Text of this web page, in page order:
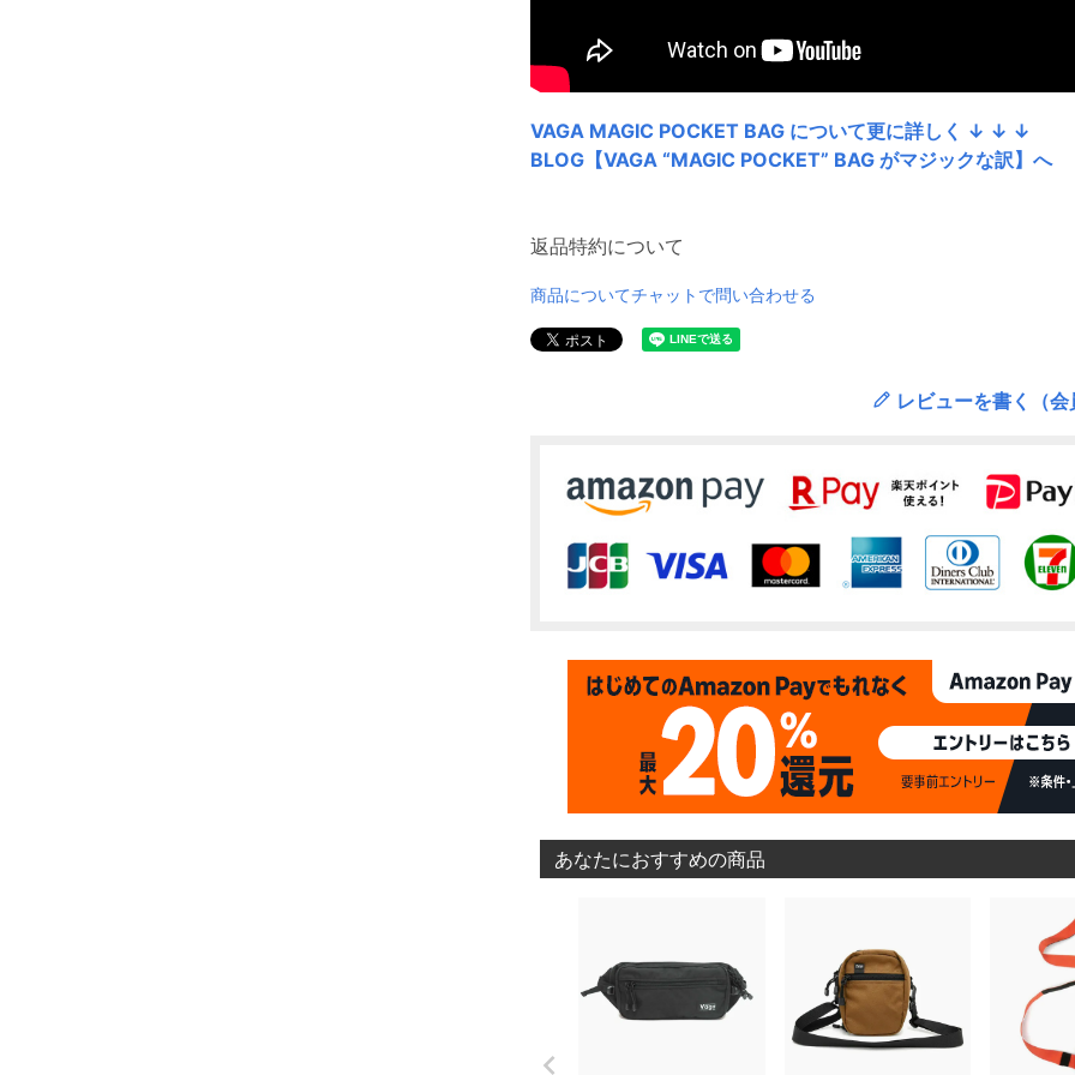
VAGA MAGIC POCKET BAG について更に詳しく ↓ ↓ ↓
BLOG【VAGA “MAGIC POCKET” BAG がマジックな訳】へ
返品特約について
商品についてチャットで問い合わせる
レビューを書く（
あなたにおすすめの商品